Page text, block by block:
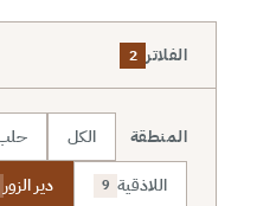
الفلاتر 2
المنطقة الكل
اللاذقية 9 دير الزور